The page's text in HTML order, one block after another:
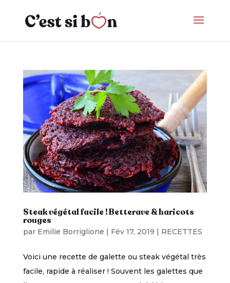
Steak végétal facile ! Betterave & haricots
rouges
par Emilie Borriglione | Fév 17, 2019 | RECETTES
Voici une recette de galette ou steak végétal très
facile, rapide à réaliser ! Souvent les galettes que